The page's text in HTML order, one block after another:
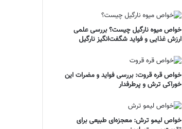
خواص میوه نارگیل چیست؟ بررسی علمی
ارزش غذایی و فواید شگفت‌انگیز نارگیل
خواص قره قروت: بررسی فواید و مضرات این
خوراکی ترش و پرطرفدار
خواص لیمو ترش: معجزه‌ای طبیعی برای